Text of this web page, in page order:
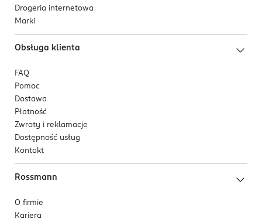
Drogeria internetowa
Marki
Obsługa klienta
FAQ
Pomoc
Dostawa
Płatność
Zwroty i reklamacje
Dostępność usług
Kontakt
Rossmann
O firmie
Kariera